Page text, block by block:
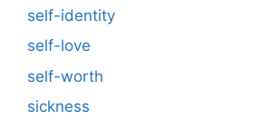
self-identity
self-love
self-worth
sickness